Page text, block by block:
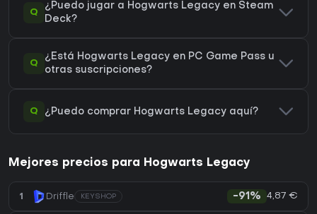
Q
¿Puedo jugar a Hogwarts Legacy en Steam
Deck?
Q
¿Está Hogwarts Legacy en PC Game Pass u
otras suscripciones?
Q ¿Puedo comprar Hogwarts Legacy aquí?
Mejores precios para Hogwarts Legacy
1 Driffle KEYSHOP -91% 4,87 €